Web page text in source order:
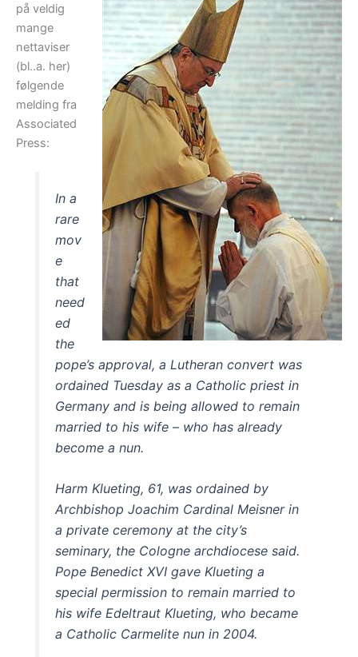
på veldig
mange
nettaviser
(bl..a. her)
følgende
melding fra
Associated
Press:
In a
rare
mov
e
that
need
ed
the
pope’s approval, a Lutheran convert was
ordained Tuesday as a Catholic priest in
Germany and is being allowed to remain
married to his wife – who has already
become a nun.
Harm Klueting, 61, was ordained by
Archbishop Joachim Cardinal Meisner in
a private ceremony at the city’s
seminary, the Cologne archdiocese said.
Pope Benedict XVI gave Klueting a
special permission to remain married to
his wife Edeltraut Klueting, who became
a Catholic Carmelite nun in 2004.